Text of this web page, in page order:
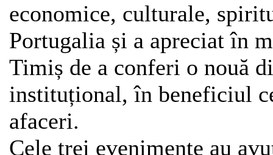
economice, culturale,
Portugalia și a apreciat în
Timiș de a conferi o nouă
instituțional, în beneficiul
afaceri.
Cele trei evenimente au